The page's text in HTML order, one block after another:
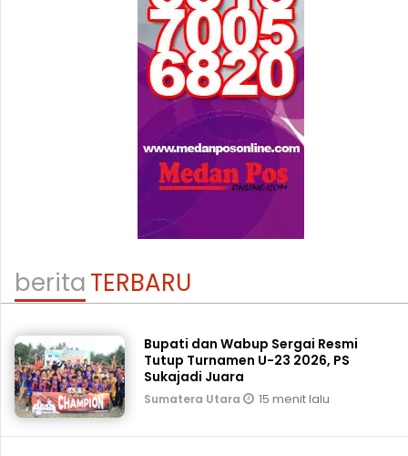
beritaTERBARU
Bupati dan Wabup Sergai Resmi
Tutup Turnamen U-23 2026, PS
Sukajadi Juara
Sumatera Utara 15 menit lalu